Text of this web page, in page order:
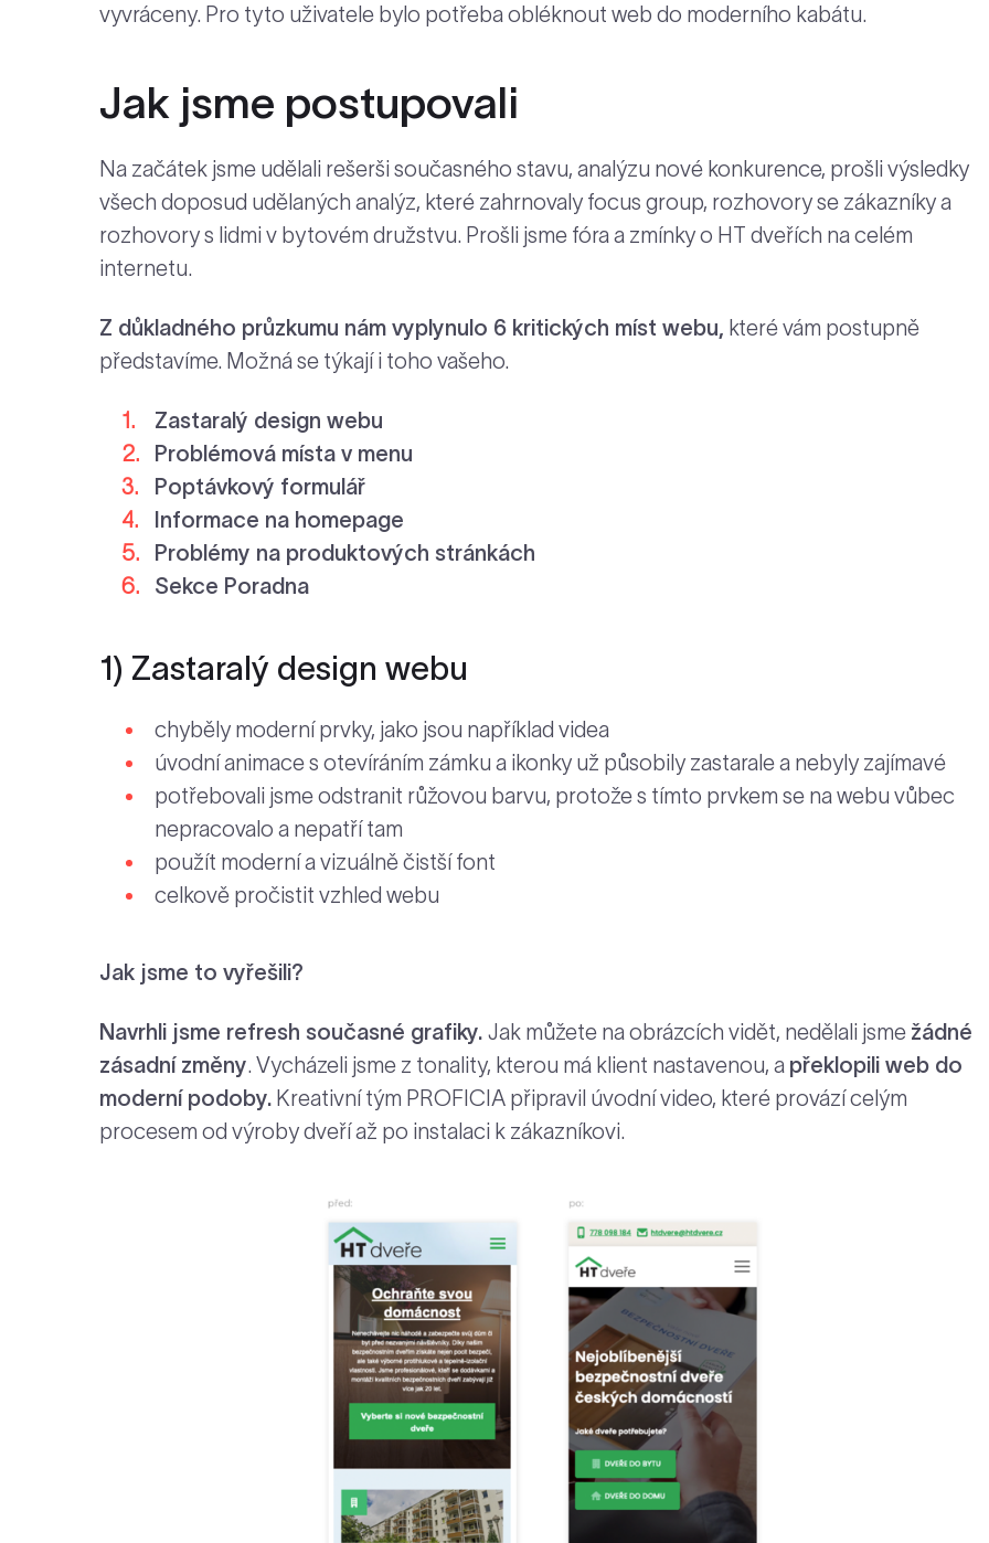
vyvráceny. Pro tyto uživatele bylo potřeba obléknout web do moderního kabátu.
Jak jsme postupovali
Na začátek jsme udělali rešerši současného stavu, analýzu nové konkurence, prošli výsledky
všech doposud udělaných analýz, které zahrnovaly focus group, rozhovory se zákazníky a
rozhovory s lidmi v bytovém družstvu. Prošli jsme fóra a zmínky o HT dveřích na celém
internetu.
Z důkladného průzkumu nám vyplynulo 6 kritických míst webu, které vám postupně
představíme. Možná se týkají i toho vašeho.
Zastaralý design webu
Problémová místa v menu
Poptávkový formulář
Informace na homepage
Problémy na produktových stránkách
Sekce Poradna
1) Zastaralý design webu
chyběly moderní prvky, jako jsou například videa
úvodní animace s otevíráním zámku a ikonky už působily zastarale a nebyly zajímavé
potřebovali jsme odstranit růžovou barvu, protože s tímto prvkem se na webu vůbec
nepracovalo a nepatří tam
použít moderní a vizuálně čistší font
celkově pročistit vzhled webu
Jak jsme to vyřešili?
Navrhli jsme refresh současné grafiky. Jak můžete na obrázcích vidět, nedělali jsme žádné
zásadní změny. Vycházeli jsme z tonality, kterou má klient nastavenou, a překlopili web do
moderní podoby. Kreativní tým PROFICIA připravil úvodní video, které provází celým
procesem od výroby dveří až po instalaci k zákazníkovi.